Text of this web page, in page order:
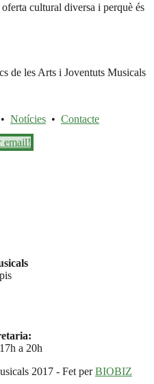
cultural diversa i perquè és
de les Arts i Joventuts Musicals
• Notícies • Contacte
email!
a 20h
2017 - Fet perBIOBIZ